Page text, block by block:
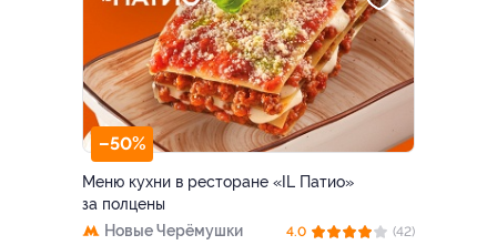
–50%
Меню кухни в ресторане «IL Патио»
за полцены
Новые Черёмушки
4.0
(42)